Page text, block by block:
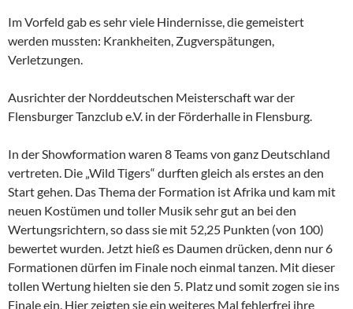
Im Vorfeld gab es sehr viele Hindernisse, die gemeistert
werden mussten: Krankheiten, Zugverspätungen,
Verletzungen.
Ausrichter der Norddeutschen Meisterschaft war der
Flensburger Tanzclub e.V. in der Förderhalle in Flensburg.
In der Showformation waren 8 Teams von ganz Deutschland
vertreten. Die „Wild Tigers“ durften gleich als erstes an den
Start gehen. Das Thema der Formation ist Afrika und kam mit
neuen Kostümen und toller Musik sehr gut an bei den
Wertungsrichtern, so dass sie mit 52,25 Punkten (von 100)
bewertet wurden. Jetzt hieß es Daumen drücken, denn nur 6
Formationen dürfen im Finale noch einmal tanzen. Mit dieser
tollen Wertung hielten sie den 5. Platz und somit zogen sie ins
Finale ein. Hier zeigten sie ein weiteres Mal fehlerfrei ihre